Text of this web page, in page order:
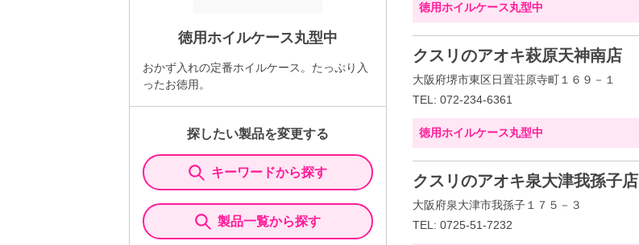
徳用ホイルケース丸型中
おかず入れの定番ホイルケース。たっぷり入
ったお徳用。
探したい製品を変更する
キーワードから探す
製品一覧から探す
徳用ホイルケース丸型中
クスリのアオキ萩原天神南店
大阪府堺市東区日置荘原寺町１６９－１
TEL: 072-234-6361
徳用ホイルケース丸型中
クスリのアオキ泉大津我孫子店
大阪府泉大津市我孫子１７５－３
TEL: 0725-51-7232